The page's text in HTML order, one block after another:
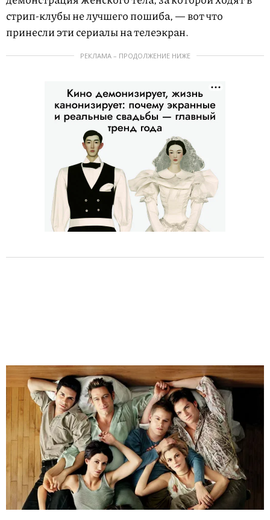
стрип-клубы не лучшего пошиба, — вот что
принесли эти сериалы на телеэкран.
РЕКЛАМА – ПРОДОЛЖЕНИЕ НИЖЕ